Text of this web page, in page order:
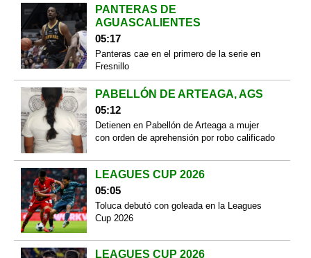
PANTERAS DE
AGUASCALIENTES
05:17
Panteras cae en el primero de la serie en
Fresnillo
PABELLÓN DE ARTEAGA, AGS
05:12
Detienen en Pabellón de Arteaga a mujer
con orden de aprehensión por robo calificado
LEAGUES CUP 2026
05:05
Toluca debutó con goleada en la Leagues
Cup 2026
LEAGUES CUP 2026